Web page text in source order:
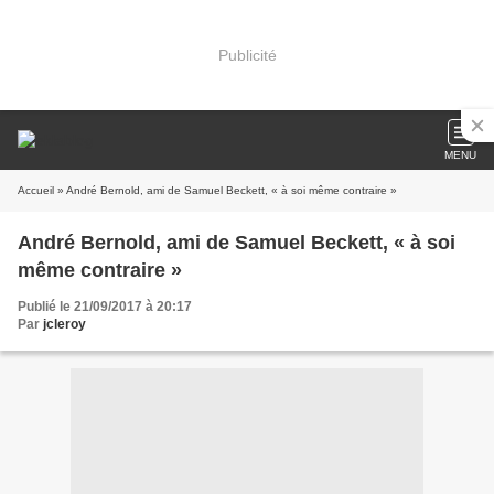
Publicité
MENU
Accueil » André Bernold, ami de Samuel Beckett, « à soi même contraire »
André Bernold, ami de Samuel Beckett, « à soi
même contraire »
Publié le 21/09/2017 à 20:17
Par jcleroy